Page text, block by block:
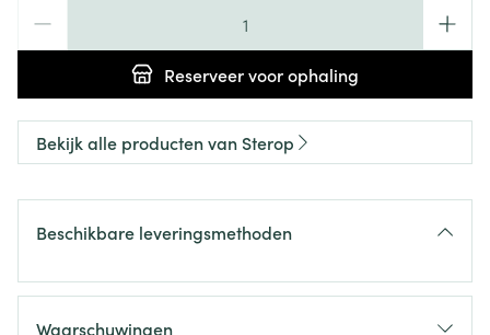
Reserveervoor ophaling
Bekijk alle producten van Sterop
Beschikbare leveringsmethoden
Waarschuwingen